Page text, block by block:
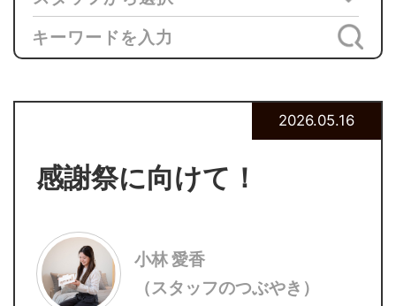
感謝祭に向けて！
2026.05.16
小林 愛香
（スタッフのつぶやき）